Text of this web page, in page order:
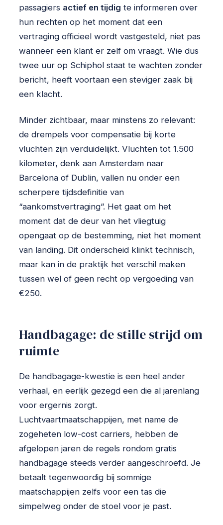
passagiers actief en tijdig te informeren over
hun rechten op het moment dat een
vertraging officieel wordt vastgesteld, niet pas
wanneer een klant er zelf om vraagt. Wie dus
twee uur op Schiphol staat te wachten zonder
bericht, heeft voortaan een steviger zaak bij
een klacht.
Minder zichtbaar, maar minstens zo relevant:
de drempels voor compensatie bij korte
vluchten zijn verduidelijkt. Vluchten tot 1.500
kilometer, denk aan Amsterdam naar
Barcelona of Dublin, vallen nu onder een
scherpere tijdsdefinitie van
“aankomstvertraging”. Het gaat om het
moment dat de deur van het vliegtuig
opengaat op de bestemming, niet het moment
van landing. Dit onderscheid klinkt technisch,
maar kan in de praktijk het verschil maken
tussen wel of geen recht op vergoeding van
€250.
Handbagage: de stille strijd om
ruimte
De handbagage-kwestie is een heel ander
verhaal, en eerlijk gezegd een die al jarenlang
voor ergernis zorgt.
Luchtvaartmaatschappijen, met name de
zogeheten low-cost carriers, hebben de
afgelopen jaren de regels rondom gratis
handbagage steeds verder aangeschroefd. Je
betaalt tegenwoordig bij sommige
maatschappijen zelfs voor een tas die
simpelweg onder de stoel voor je past.